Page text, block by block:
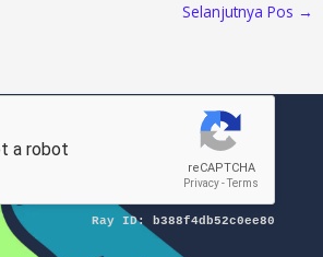
Selanjutnya Pos →